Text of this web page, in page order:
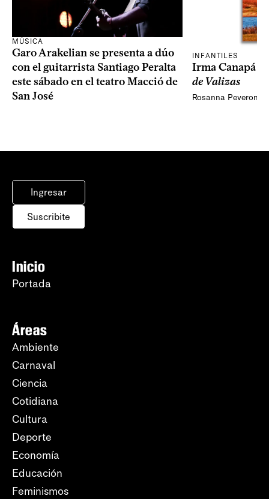
MÚSICA
Garo Arakelian se presenta a dúo
con el guitarrista Santiago Peralta
este sábado en el teatro Macció de
San José
INFANTILES
Irma Canapá
de Valizas
Rosanna Peveroni
Ingresar
Suscribite
Inicio
Portada
Áreas
Ambiente
Carnaval
Ciencia
Cotidiana
Cultura
Deporte
Economía
Educación
Feminismos